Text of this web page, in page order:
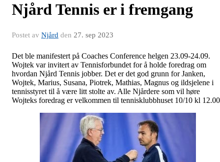
Njård Tennis er i fremgang
Postet av Njård den 27. sep 2023
Det ble manifestert på Coaches Conference helgen 23.09-24.09.
Wojtek var invitert av Tennisforbundet for å holde foredrag om
hvordan Njård Tennis jobber. Det er det god grunn for Janken,
Wojtek, Marius, Susana, Piotrek, Mathias, Magnus og ildsjelene i
tennisstyret til å være litt stolte av. Alle Njårdere som vil høre
Wojteks foredrag er velkommen til tennisklubbhuset 10/10 kl